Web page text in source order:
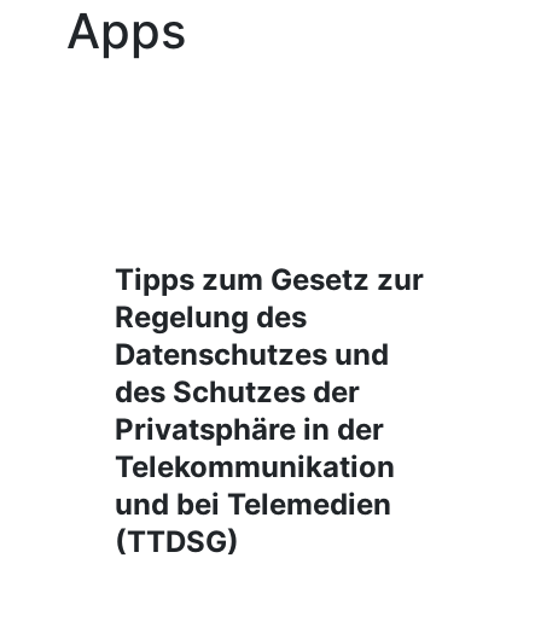
Apps
Tipps zum Gesetz zur
Regelung des
Datenschutzes und
des Schutzes der
Privatsphäre in der
Telekommunikation
und bei Telemedien
(TTDSG)